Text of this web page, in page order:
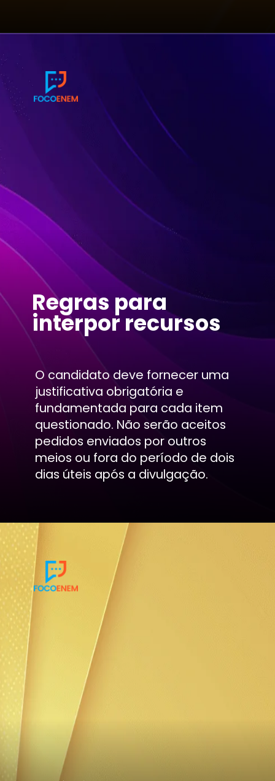
O candidato deve fornecer uma
justificativa obrigatória e
fundamentada para cada item
questionado. Não serão aceitos
pedidos enviados por outros
meios ou fora do período de dois
dias úteis após a divulgação.
Regras para
interpor recursos